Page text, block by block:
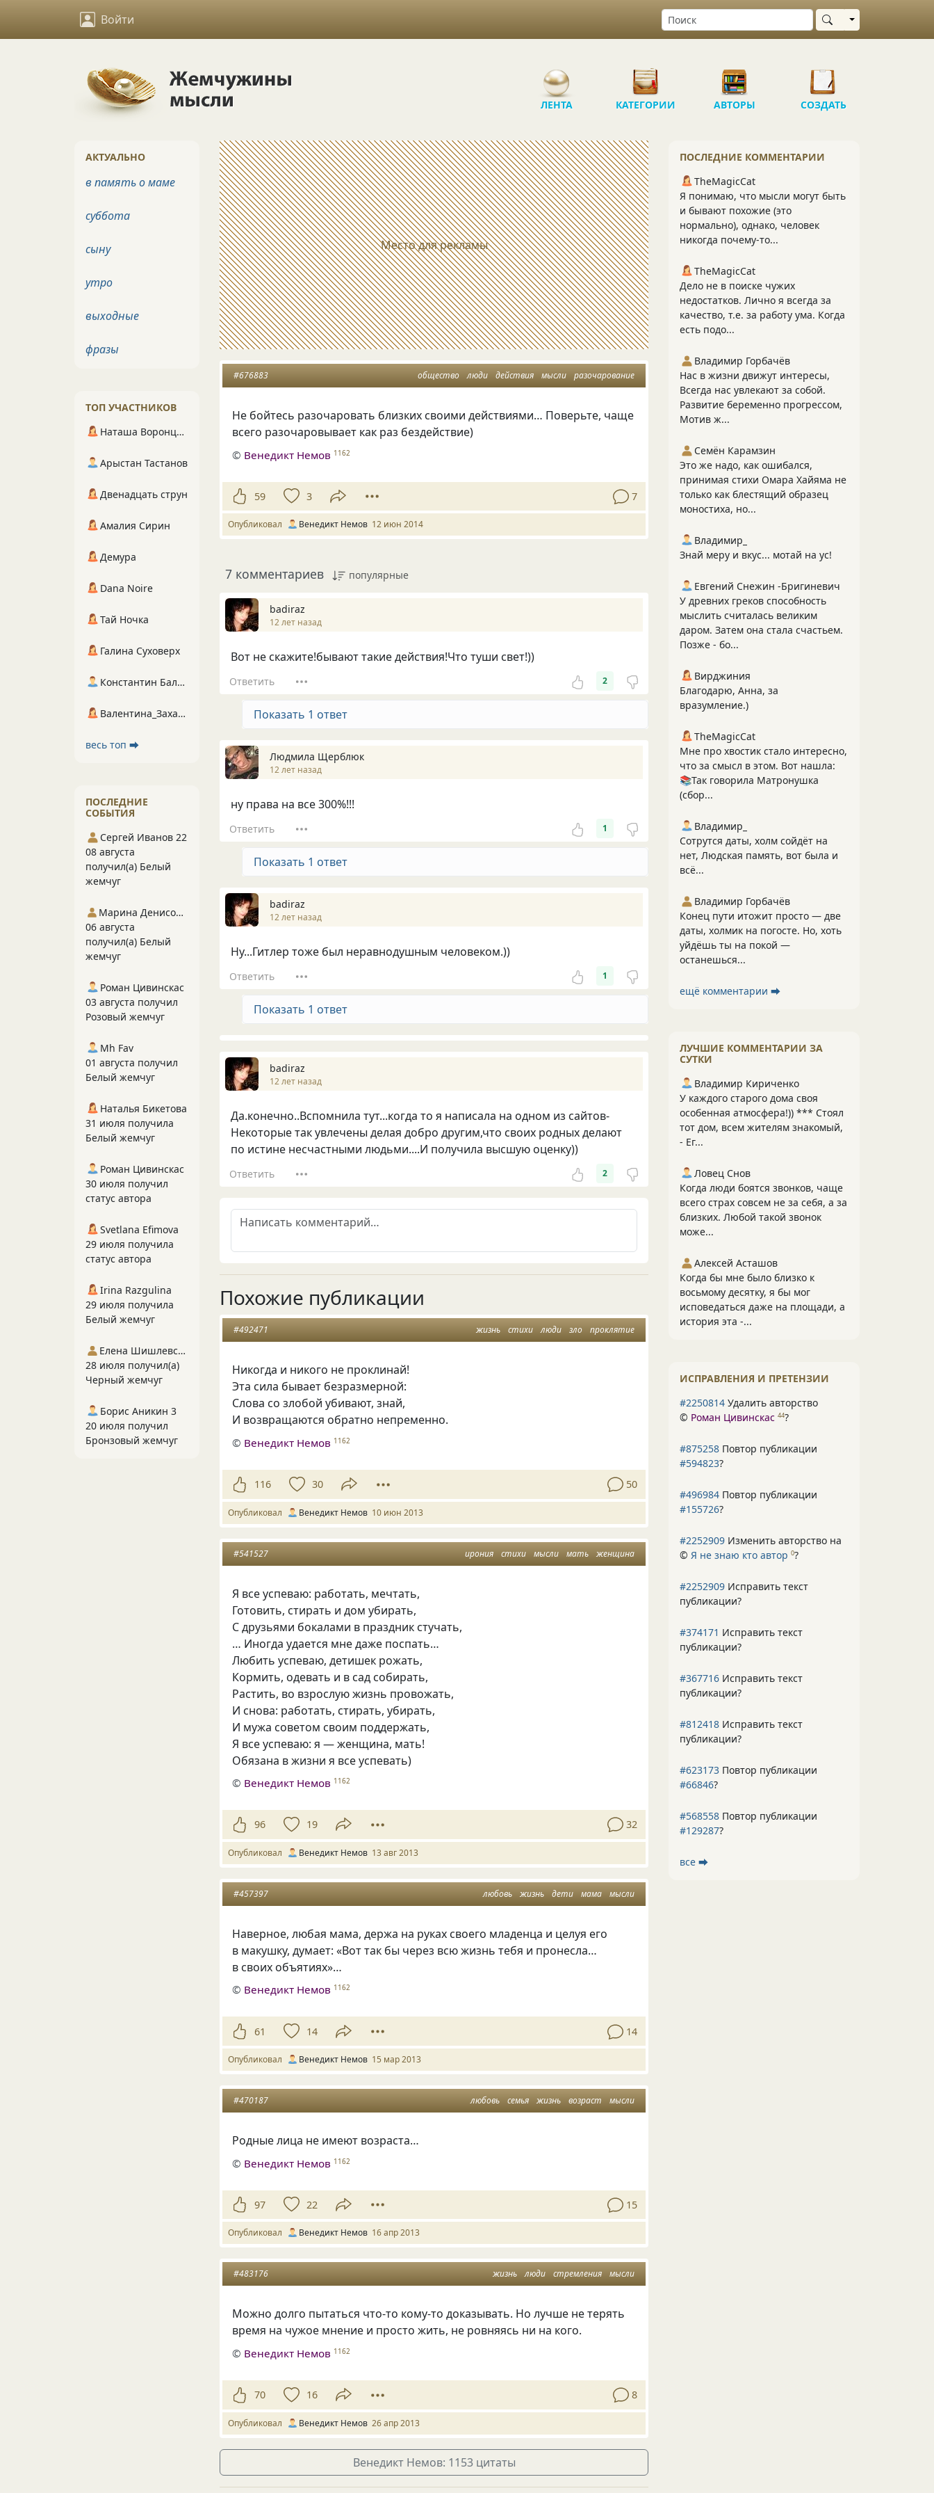
Войти Выбрать область
ЛЕНТА КАТЕГОРИИ АВТОРЫ СОЗДАТЬ
Место для рекламы
общество люди действия мысли разочарование
#676883
Не бойтесь разочаровать близких своими действиями… Поверьте, чаще
всего разочаровывает как раз бездействие)
© Венедикт Немов 1162
59 3 7
Опубликовал Венедикт Немов 12 июн 2014
7 комментариев популярные
badiraz
12 лет назад
Вот не скажите!бывают такие действия!Что туши свет!))
Ответить 2
Показать 1 ответ
Людмила Щерблюк
12 лет назад
ну права на все 300%!!!
Ответить 1
Показать 1 ответ
badiraz
12 лет назад
Ну...Гитлер тоже был неравнодушным человеком.))
Ответить 1
Показать 1 ответ
badiraz
12 лет назад
Да.конечно..Вспомнила тут...когда то я написала на одном из сайтов-
Некоторые так увлечены делая добро другим,что своих родных делают
по истине несчастными людьми....И получила высшую оценку))
Ответить 2
Похожие публикации
жизнь стихи люди зло проклятие
#492471
Никогда и никого не проклинай!
Эта сила бывает безразмерной:
Слова со злобой убивают, знай,
И возвращаются обратно непременно.
© Венедикт Немов 1162
116 30 50
Опубликовал Венедикт Немов 10 июн 2013
ирония стихи мысли мать женщина
#541527
Я все успеваю: работать, мечтать,
Готовить, стирать и дом убирать,
С друзьями бокалами в праздник стучать,
… Иногда удается мне даже поспать…
Любить успеваю, детишек рожать,
Кормить, одевать и в сад собирать,
Растить, во взрослую жизнь провожать,
И снова: работать, стирать, убирать,
И мужа советом своим поддержать,
Я все успеваю: я — женщина, мать!
Обязана в жизни я все успевать)
© Венедикт Немов 1162
96 19 32
Опубликовал Венедикт Немов 13 авг 2013
любовь жизнь дети мама мысли
#457397
Наверное, любая мама, держа на руках своего младенца и целуя его
в макушку, думает: «Вот так бы через всю жизнь тебя и пронесла…
в своих объятиях»…
© Венедикт Немов 1162
61 14 14
Опубликовал Венедикт Немов 15 мар 2013
любовь семья жизнь возраст мысли
#470187
Родные лица не имеют возраста…
© Венедикт Немов 1162
97 22 15
Опубликовал Венедикт Немов 16 апр 2013
жизнь люди стремления мысли
#483176
Можно долго пытаться что-то кому-то доказывать. Но лучше не терять
время на чужое мнение и просто жить, не ровняясь ни на кого.
© Венедикт Немов 1162
70 16 8
Опубликовал Венедикт Немов 26 апр 2013
Венедикт Немов: 1153 цитаты
ПОСЛЕДНИЕ КОММЕНТАРИИ
TheMagicCat
Я понимаю, что мысли могут быть
и бывают похожие (это
нормально), однако, человек
никогда почему-то...
TheMagicCat
Дело не в поиске чужих
недостатков. Лично я всегда за
качество, т.е. за работу ума. Когда
есть подо...
Владимир Горбачёв
Нас в жизни движут интересы,
Всегда нас увлекают за собой.
Развитие беременно прогрессом,
Мотив ж...
Семён Карамзин
Это же надо, как ошибался,
принимая стихи Омара Хайяма не
только как блестящий образец
моностиха, но...
Владимир_
Знай меру и вкус... мотай на ус!
Евгений Снежин -Бригиневич
У древних греков способность
мыслить считалась великим
даром. Затем она стала счастьем.
Позже - бо...
Вирджиния
Благодарю, Анна, за
вразумление.)
TheMagicCat
Мне про хвостик стало интересно,
что за смысл в этом. Вот нашла:
📚Так говорила Матронушка
(сбор...
Владимир_
Сотрутся даты, холм сойдёт на
нет, Людская память, вот была и
всё...
Владимир Горбачёв
Конец пути итожит просто — две
даты, холмик на погосте. Но, хоть
уйдёшь ты на покой —
останешься...
ещё комментарии ⮕
ЛУЧШИЕ КОММЕНТАРИИ ЗА
СУТКИ
Владимир Кириченко
У каждого старого дома своя
особенная атмосфера!)) *** Стоял
тот дом, всем жителям знакомый,
- Ег...
Ловец Снов
Когда люди боятся звонков, чаще
всего страх совсем не за себя, а за
близких. Любой такой звонок
може...
Алексей Асташов
Когда бы мне было близко к
восьмому десятку, я бы мог
исповедаться даже на площади, а
история эта -...
ИСПРАВЛЕНИЯ И ПРЕТЕНЗИИ
#2250814 Удалить авторство
© Роман Цивинскас 44?
#875258 Повтор публикации
#594823?
#496984 Повтор публикации
#155726?
#2252909 Изменить авторство на
© Я не знаю кто автор 0?
#2252909 Исправить текст
публикации?
#374171 Исправить текст
публикации?
#367716 Исправить текст
публикации?
#812418 Исправить текст
публикации?
#623173 Повтор публикации
#66846?
#568558 Повтор публикации
#129287?
все ⮕
АКТУАЛЬНО
в память о маме
суббота
сыну
утро
выходные
фразы
ТОП УЧАСТНИКОВ
Наташа Воронцова
Арыстан Тастанов
Двенадцать струн
Амалия Сирин
Демура
Dana Noire
Тай Ночка
Галина Суховерх
Константин Балухта
Валентина_Захарова
весь топ ⮕
ПОСЛЕДНИЕ
СОБЫТИЯ
Сергей Иванов 22
08 августа
получил(а) Белый
жемчуг
Марина Денисова 5
06 августа
получил(а) Белый
жемчуг
Роман Цивинскас
03 августа получил
Розовый жемчуг
Mh Fav
01 августа получил
Белый жемчуг
Наталья Бикетова
31 июля получила
Белый жемчуг
Роман Цивинскас
30 июля получил
статус автора
Svetlana Efimova
29 июля получила
статус автора
Irina Razgulina
29 июля получила
Белый жемчуг
Елена Шишлевская
28 июля получил(а)
Черный жемчуг
Борис Аникин 3
20 июля получил
Бронзовый жемчуг